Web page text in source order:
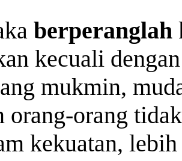
berperanglah
kecuali
mukmin,
orang-orang
kekuatan,